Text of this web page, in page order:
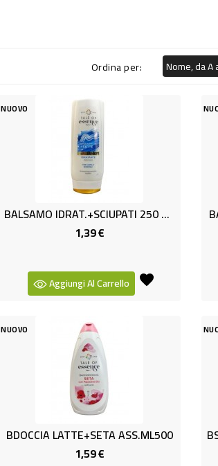
Ordina per: Nome, da A
NUOVO
BALSAMO IDRAT.+SCIUPATI 250 ML
1,39 €Prezzo
Aggiungi Al Carrello
NUOVO
BDOCCIA LATTE+SETA ASS.ML500
1,59 €Prezzo